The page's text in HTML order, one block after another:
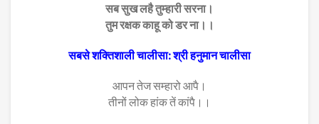
सब सुख लहै तुम्हारी सरना।
तुम रक्षक काहू को डर ना।।
सबसे शक्तिशाली चालीसा: श्री हनुमान चालीसा
आपन तेज सम्हारो आपै।
तीनों लोक हांक तें कांपै।।